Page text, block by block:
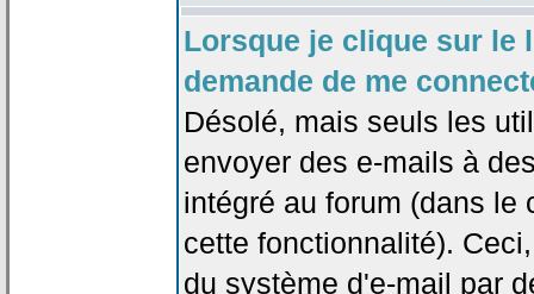
Lorsque je clique sur le
demande de me
Désolé, mais seuls les
envoyer des e-mails à
intégré au forum (dans le
cette fonctionnalité).
du système d'e-mail par